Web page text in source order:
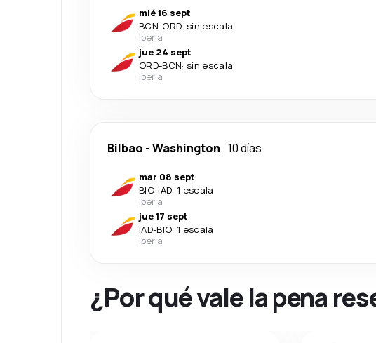
mié 16 sept
BCN-ORD· sin escala
Iberia
jue 24 sept
ORD-BCN· sin escala
Iberia
Bilbao -Washington 10 días
mar 08 sept
BIO-IAD· 1 escala
Iberia
jue 17 sept
IAD-BIO· 1 escala
Iberia
¿Por qué vale la pena